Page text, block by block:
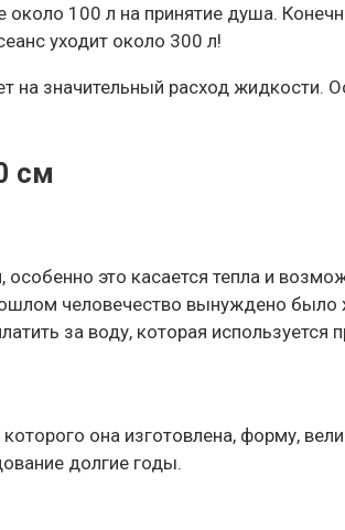
100 л на принятие душа.
уходит около 300 л!
значительный расход жидкости.
см
это касается тепла и
человечество вынуждено было
за воду, которая используется
она изготовлена, форму,
долгие годы.